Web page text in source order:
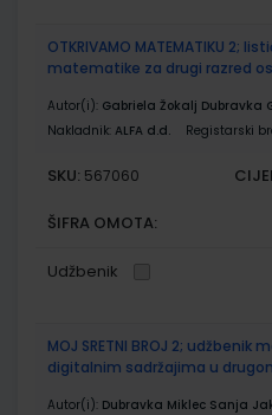
OTKRIVAMO MATEMATIKU 2;
matematike za drugi razred
Autor(i): Gabriela Žokalj Dubravka
Nakladnik: ALFA d.d. Registarski
SKU: 567060
ŠIFRA OMOTA:
Udžbenik
MOJ SRETNI BROJ 2;
digitalnim sadržajima u
Autor(i): Dubravka Miklec Sanja